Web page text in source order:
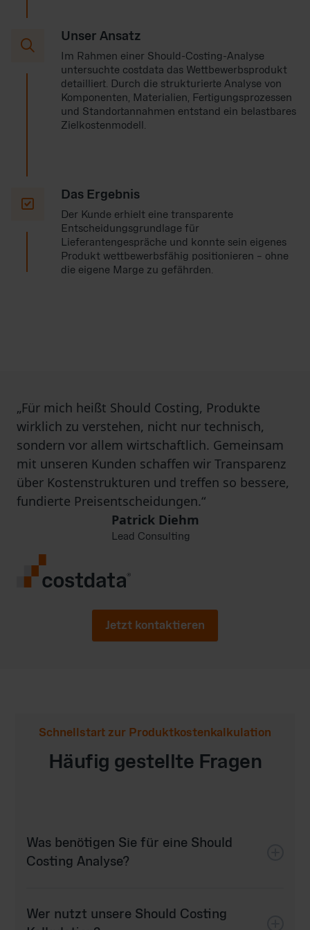

Unser Ansatz
Im Rahmen einer Should-Costing-Analyse
untersuchte costdata das Wettbewerbsprodukt
detailliert. Durch die strukturierte Analyse von
Komponenten, Materialien, Fertigungsprozessen
und Standortannahmen entstand ein belastbares
Zielkostenmodell.

Das Ergebnis
Der Kunde erhielt eine transparente
Entscheidungsgrundlage für
Lieferantengespräche und konnte sein eigenes
Produkt wettbewerbsfähig positionieren – ohne
die eigene Marge zu gefährden.
„Für mich heißt Should Costing, Produkte
wirklich zu verstehen, nicht nur technisch,
sondern vor allem wirtschaftlich. Gemeinsam
mit unseren Kunden schaffen wir Transparenz
über Kostenstrukturen und treffen so bessere,
fundierte Preisentscheidungen.“
Patrick Diehm
Lead Consulting
Jetzt kontaktieren
Schnellstart zur Produktkostenkalkulation
Häufig gestellte Fragen
Was benötigen Sie für eine Should
Costing Analyse?
Unterzeichnung eines gegenseitigen NDA (Non-
Disclosure Agreement), um die Vertraulichkeit der
Wer nutzt unsere Should Costing